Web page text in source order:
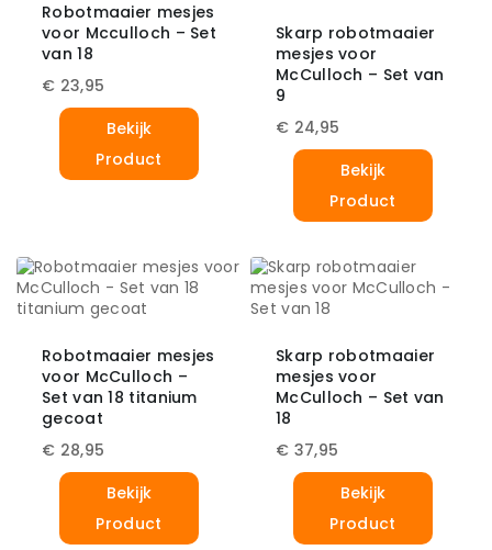
Robotmaaier mesjes
voor Mcculloch – Set
van 18
€ 23,95
Bekijk
Product
Skarp robotmaaier
mesjes voor
McCulloch – Set van
9
€ 24,95
Bekijk
Product
Robotmaaier mesjes
voor McCulloch –
Set van 18 titanium
gecoat
€ 28,95
Bekijk
Product
Skarp robotmaaier
mesjes voor
McCulloch – Set van
18
€ 37,95
Bekijk
Product